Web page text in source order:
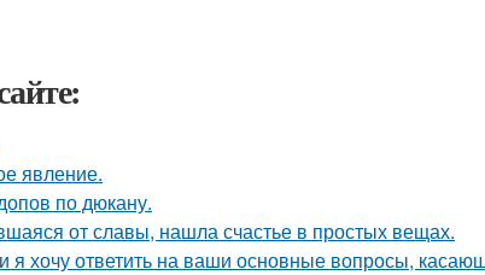
явление.
по дюкану.
от славы, нашла счастье в простых вещах.
я хочу ответить на ваши основные вопросы,